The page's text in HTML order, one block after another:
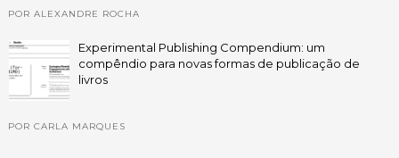
POR ALEXANDRE ROCHA
Experimental Publishing Compendium: um
compêndio para novas formas de publicação de
livros
POR CARLA MARQUES